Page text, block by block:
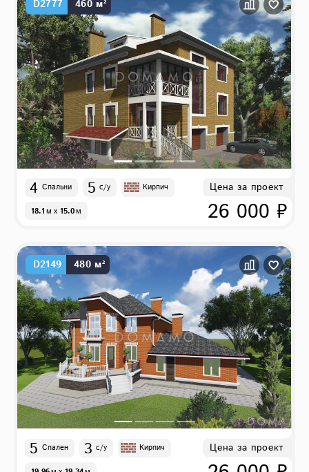
D2777 460 м²
4 Спальни 5 с/у Кирпич
18.1м x 15.0м
Цена за проект
26 000 ₽
D2149 480 м²
5 Спален 3 с/у Кирпич Цена за проект